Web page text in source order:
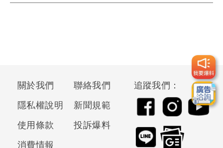
關於我們
聯絡我們
隱私權說明
新聞規範
使用條款
投訴爆料
消費情報
追蹤我們：